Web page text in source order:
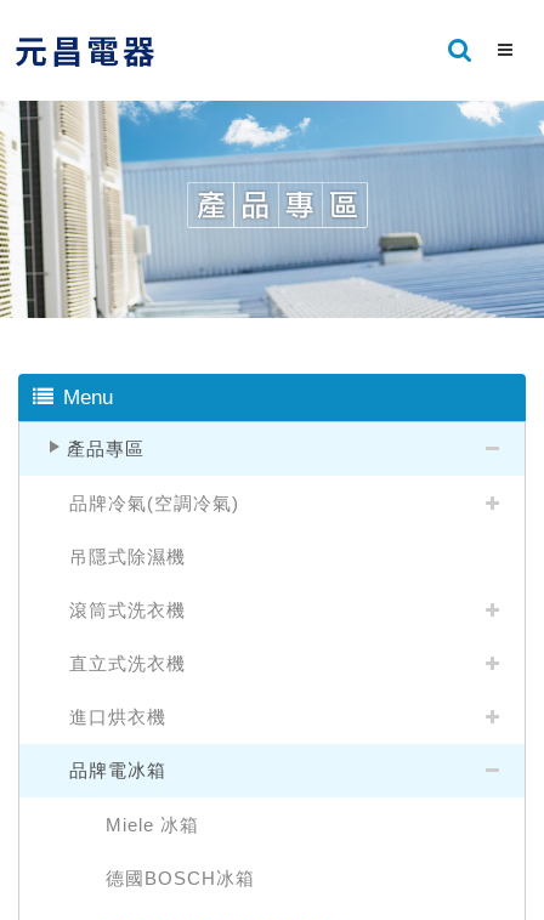
Menu
產品專區
品牌冷氣(空調冷氣)
吊隱式除濕機
滾筒式洗衣機
直立式洗衣機
進口烘衣機
品牌電冰箱
Miele 冰箱
德國BOSCH冰箱